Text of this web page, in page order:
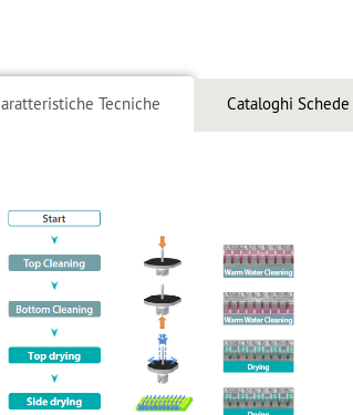
Tecniche Cataloghi Schede